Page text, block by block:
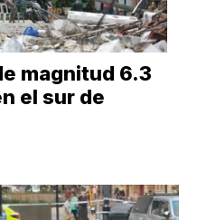
magnitud 6.3
el sur de